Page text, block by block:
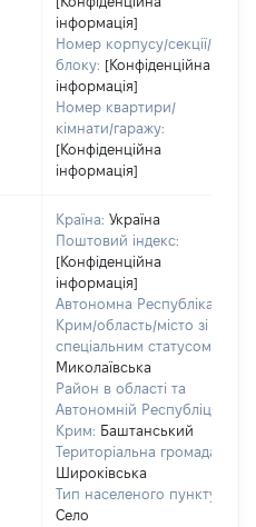
інформація]
Номер корпусу/секції/
блоку: [Конфіденційна
інформація]
Номер квартири/
кімнати/гаражу:
[Конфіденційна
інформація]
Країна: Україна
Поштовий індекс:
[Конфіденційна
інформація]
Автономна Республіка
Крим/область/місто зі
спеціальним статусом:
Миколаївська
Район в області та
Автономній Республіці
Крим: Баштанський
Територіальна громада:
Широківська
Тип населеного пункту:
Село